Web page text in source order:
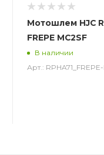
Мотошлем HJC
FREPE MC2SF
В наличии
Арт.: